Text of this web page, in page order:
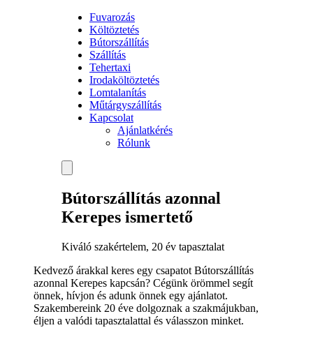
Fuvarozás
Költöztetés
Bútorszállítás
Szállítás
Tehertaxi
Irodaköltöztetés
Lomtalanítás
Műtárgyszállítás
Kapcsolat
Ajánlatkérés
Rólunk
Bútorszállítás azonnal
Kerepes ismertető
Kiváló szakértelem, 20 év tapasztalat
Kedvező árakkal keres egy csapatot Bútorszállítás
azonnal Kerepes kapcsán? Cégünk örömmel segít
önnek, hívjon és adunk önnek egy ajánlatot.
Szakembereink 20 éve dolgoznak a szakmájukban,
éljen a valódi tapasztalattal és válasszon minket.